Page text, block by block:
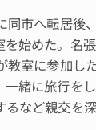
市へ転居後
始めた。名
教室に参加し
緒に旅行を
など親交を深